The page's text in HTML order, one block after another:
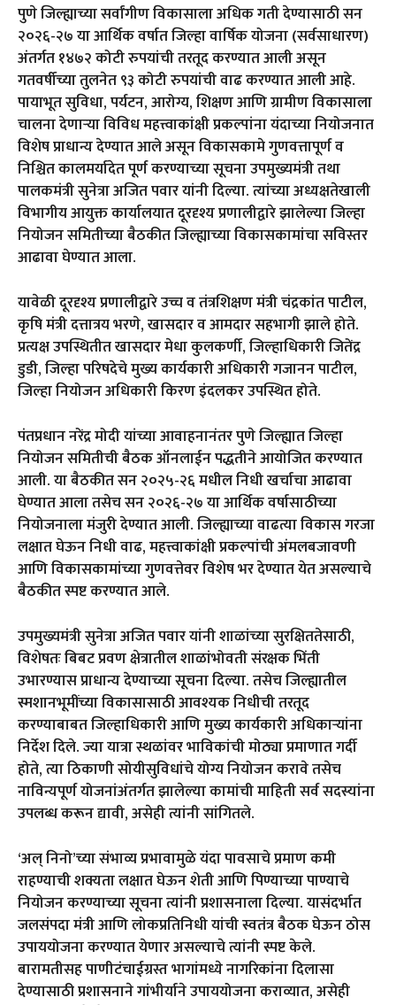
पुणे जिल्ह्याच्या सर्वांगीण विकासाला अधिक गती देण्यासाठी सन
२०२६-२७ या आर्थिक वर्षात जिल्हा वार्षिक योजना (सर्वसाधारण)
अंतर्गत १४७२ कोटी रुपयांची तरतूद करण्यात आली असून
गतवर्षीच्या तुलनेत ९३ कोटी रुपयांची वाढ करण्यात आली आहे.
पायाभूत सुविधा, पर्यटन, आरोग्य, शिक्षण आणि ग्रामीण विकासाला
चालना देणाऱ्या विविध महत्त्वाकांक्षी प्रकल्पांना यंदाच्या नियोजनात
विशेष प्राधान्य देण्यात आले असून विकासकामे गुणवत्तापूर्ण व
निश्चित कालमर्यादेत पूर्ण करण्याच्या सूचना उपमुख्यमंत्री तथा
पालकमंत्री सुनेत्रा अजित पवार यांनी दिल्या. त्यांच्या अध्यक्षतेखाली
विभागीय आयुक्त कार्यालयात दूरदृश्य प्रणालीद्वारे झालेल्या जिल्हा
नियोजन समितीच्या बैठकीत जिल्ह्याच्या विकासकामांचा सविस्तर
आढावा घेण्यात आला.
यावेळी दूरदृश्य प्रणालीद्वारे उच्च व तंत्रशिक्षण मंत्री चंद्रकांत पाटील,
कृषि मंत्री दत्तात्रय भरणे, खासदार व आमदार सहभागी झाले होते.
प्रत्यक्ष उपस्थितीत खासदार मेधा कुलकर्णी, जिल्हाधिकारी जितेंद्र
डुडी, जिल्हा परिषदेचे मुख्य कार्यकारी अधिकारी गजानन पाटील,
जिल्हा नियोजन अधिकारी किरण इंदलकर उपस्थित होते.
पंतप्रधान नरेंद्र मोदी यांच्या आवाहनानंतर पुणे जिल्ह्यात जिल्हा
नियोजन समितीची बैठक ऑनलाईन पद्धतीने आयोजित करण्यात
आली. या बैठकीत सन २०२५-२६ मधील निधी खर्चाचा आढावा
घेण्यात आला तसेच सन २०२६-२७ या आर्थिक वर्षासाठीच्या
नियोजनाला मंजुरी देण्यात आली. जिल्ह्याच्या वाढत्या विकास गरजा
लक्षात घेऊन निधी वाढ, महत्त्वाकांक्षी प्रकल्पांची अंमलबजावणी
आणि विकासकामांच्या गुणवत्तेवर विशेष भर देण्यात येत असल्याचे
बैठकीत स्पष्ट करण्यात आले.
उपमुख्यमंत्री सुनेत्रा अजित पवार यांनी शाळांच्या सुरक्षिततेसाठी,
विशेषतः बिबट प्रवण क्षेत्रातील शाळांभोवती संरक्षक भिंती
उभारण्यास प्राधान्य देण्याच्या सूचना दिल्या. तसेच जिल्ह्यातील
स्मशानभूमींच्या विकासासाठी आवश्यक निधीची तरतूद
करण्याबाबत जिल्हाधिकारी आणि मुख्य कार्यकारी अधिकाऱ्यांना
निर्देश दिले. ज्या यात्रा स्थळांवर भाविकांची मोठ्या प्रमाणात गर्दी
होते, त्या ठिकाणी सोयीसुविधांचे योग्य नियोजन करावे तसेच
नाविन्यपूर्ण योजनांअंतर्गत झालेल्या कामांची माहिती सर्व सदस्यांना
उपलब्ध करून द्यावी, असेही त्यांनी सांगितले.
‘अल् निनो’च्या संभाव्य प्रभावामुळे यंदा पावसाचे प्रमाण कमी
राहण्याची शक्यता लक्षात घेऊन शेती आणि पिण्याच्या पाण्याचे
नियोजन करण्याच्या सूचना त्यांनी प्रशासनाला दिल्या. यासंदर्भात
जलसंपदा मंत्री आणि लोकप्रतिनिधी यांची स्वतंत्र बैठक घेऊन ठोस
उपाययोजना करण्यात येणार असल्याचे त्यांनी स्पष्ट केले.
बारामतीसह पाणीटंचाईग्रस्त भागांमध्ये नागरिकांना दिलासा
देण्यासाठी प्रशासनाने गांभीर्याने उपाययोजना कराव्यात, असेही